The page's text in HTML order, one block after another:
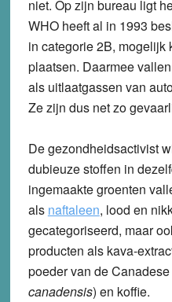
niet. Op zijn bureau ligt
WHO heeft al in 1993
in categorie 2B, mogelijk
plaatsen. Daarmee
als uitlaatgassen van
Ze zijn dus net zo
De gezondheidsactivist
dubieuze stoffen in
ingemaakte groenten
als naftaleen, lood en
gecategoriseerd, maar
producten als kava-
poeder van de
canadensis) en koffie.